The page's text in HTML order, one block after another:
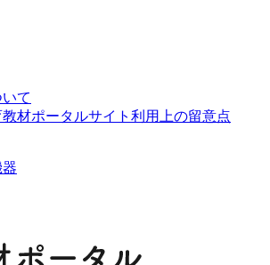
て
材ポータルサイト利用上の留意点